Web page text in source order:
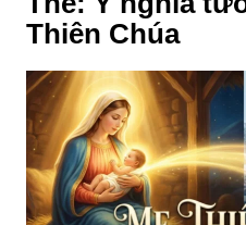
Thiên Chúa